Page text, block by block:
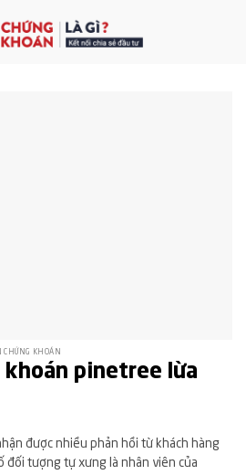
CHỨNG KHOÁN
pinetree lừa
được nhiều phản hồi từ khách hàng
đối tượng tự xưng là nhân viên của